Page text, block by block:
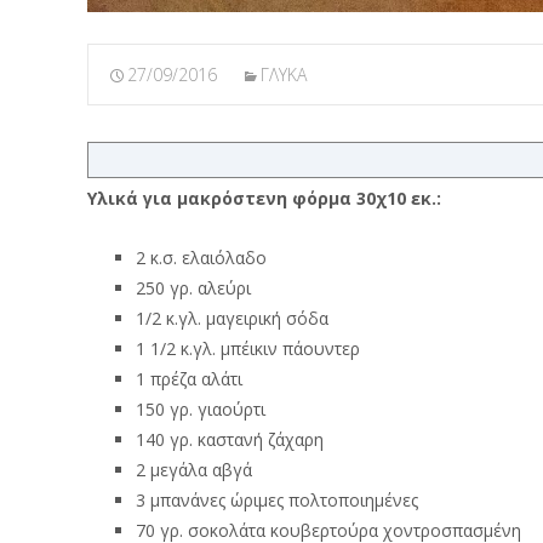
27/09/2016 ΓΛΥΚΑ
Υλικά για μακρόστενη φόρμα 30χ10 εκ.:
2 κ.σ. ελαιόλαδο
250 γρ. αλεύρι
1/2 κ.γλ. μαγειρική σόδα
1 1/2 κ.γλ. μπέικιν πάουντερ
1 πρέζα αλάτι
150 γρ. γιαούρτι
140 γρ. καστανή ζάχαρη
2 μεγάλα αβγά
3 μπανάνες ώριμες πολτοποιημένες
70 γρ. σοκολάτα κουβερτούρα χοντροσπασμένη